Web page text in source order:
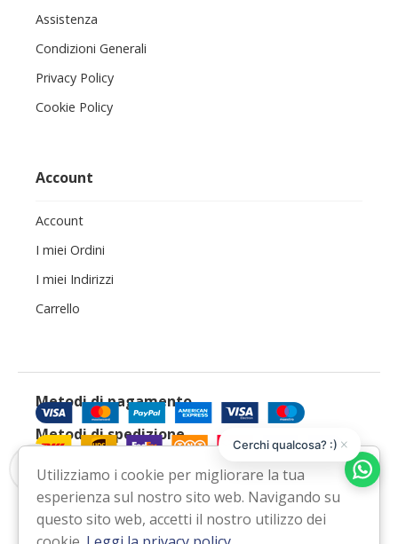
▼
Assistenza
Condizioni Generali
Privacy Policy
Cookie Policy
Account
Account
I miei Ordini
I miei Indirizzi
Carrello
Metodi di pagamento
Metodi di spedizione
Ci trovi anche su
Facebook InstagramEmail WhatsApp
×
Cerchi qualcosa? :)
Utilizziamo i cookie per migliorare la tua
esperienza sul nostro sito web. Navigando su
questo sito web, accetti il nostro utilizzo dei